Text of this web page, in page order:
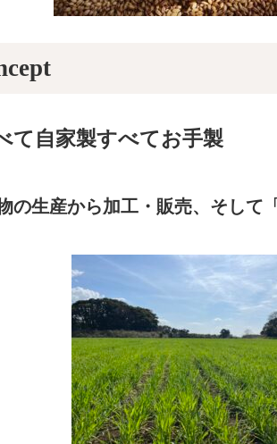
て自家製すべてお手製
の生産から加工・販売、そして